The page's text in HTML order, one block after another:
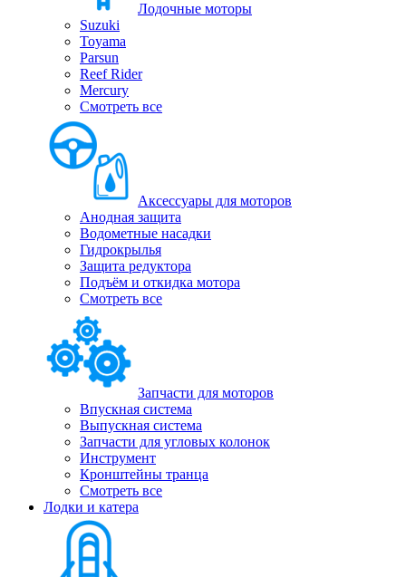
Лодочные моторы
Suzuki
Toyama
Parsun
Reef Rider
Mercury
Смотреть все
Аксессуары для моторов
Анодная защита
Водометные насадки
Гидрокрылья
Защита редуктора
Подъём и откидка мотора
Смотреть все
Запчасти для моторов
Впускная система
Выпускная система
Запчасти для угловых колонок
Инструмент
Кронштейны транца
Смотреть все
Лодки и катера